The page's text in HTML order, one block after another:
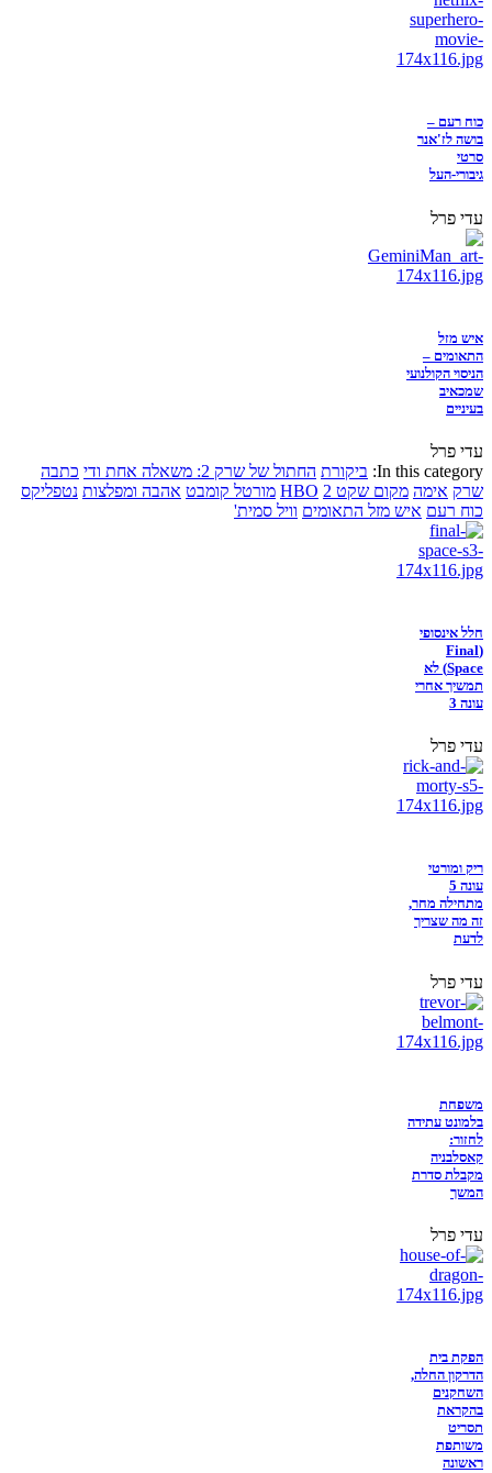
כוח רעם –
בושה לז'אנר
סרטי
גיבורי-העל
עדי פרל
איש מזל
התאומים –
הניסוי הקולנועי
שמכאיב
בעיניים
עדי פרל
In this category: ביקורת החתול של שרק 2: משאלה אחת ודי
כתבה
שרק אימה מקום שקט 2 HBO מורטל קומבט אהבה ומפלצות נטפליקס
כוח רעם איש מזל התאומים וויל סמית'
חלל אינסופי
(Final
Space) לא
תמשיך אחרי
עונה 3
עדי פרל
ריק ומורטי
עונה 5
מתחילה מחר,
זה מה שצריך
לדעת
עדי פרל
משפחת
בלמונט עתידה
לחזור:
קאסלבניה
מקבלת סדרת
המשך
עדי פרל
הפקת בית
הדרקון החלה,
השחקנים
בהקראת
תסריט
משותפת
ראשונה